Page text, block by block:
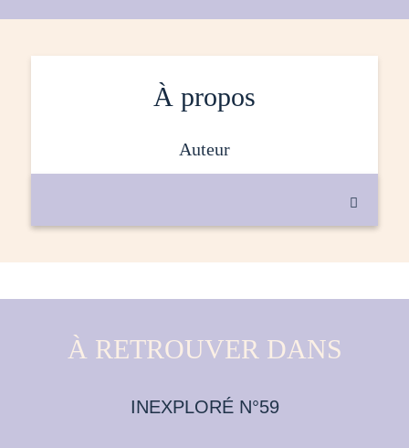
À propos
auteur

À RETROUVER DANS
INEXPLORÉ N°59